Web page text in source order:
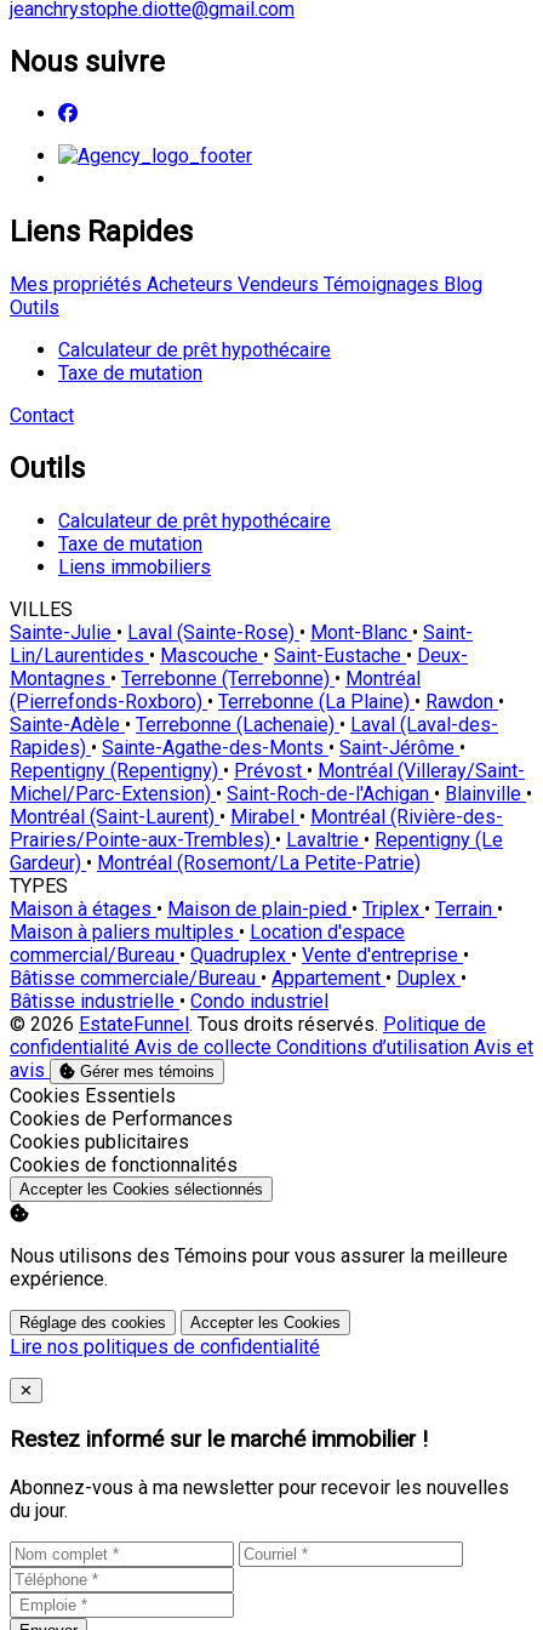
jeanchrystophe.diotte@gmail.com
Nous suivre
Liens Rapides
Mes propriétés Acheteurs Vendeurs Témoignages Blog
Outils
Calculateur de prêt hypothécaire
Taxe de mutation
Contact
Outils
Calculateur de prêt hypothécaire
Taxe de mutation
Liens immobiliers
VILLES
Sainte-Julie • Laval (Sainte-Rose) • Mont-Blanc • Saint-
Lin/Laurentides • Mascouche • Saint-Eustache • Deux-
Montagnes • Terrebonne (Terrebonne) • Montréal
(Pierrefonds-Roxboro) • Terrebonne (La Plaine) • Rawdon •
Sainte-Adèle • Terrebonne (Lachenaie) • Laval (Laval-des-
Rapides) • Sainte-Agathe-des-Monts • Saint-Jérôme •
Repentigny (Repentigny) • Prévost • Montréal (Villeray/Saint-
Michel/Parc-Extension) • Saint-Roch-de-l'Achigan • Blainville •
Montréal (Saint-Laurent) • Mirabel • Montréal (Rivière-des-
Prairies/Pointe-aux-Trembles) • Lavaltrie • Repentigny (Le
Gardeur) • Montréal (Rosemont/La Petite-Patrie)
TYPES
Maison à étages • Maison de plain-pied • Triplex • Terrain •
Maison à paliers multiples • Location d'espace
commercial/Bureau • Quadruplex • Vente d'entreprise •
Bâtisse commerciale/Bureau • Appartement • Duplex •
Bâtisse industrielle • Condo industriel
© 2026 EstateFunnel. Tous droits réservés. Politique de
confidentialité Avis de collecte Conditions d’utilisation Avis et
avis
Gérer mes témoins
Activer
Cookies Essentiels
Activer
Cookies de Performances
Activer
Cookies publicitaires
Activer
Cookies de fonctionnalités
Accepter les Cookies sélectionnés
Nous utilisons des Témoins pour vous assurer la meilleure
expérience.
Réglage des cookies Accepter les Cookies
Lire nos politiques de confidentialité
Close
✕
Restez informé sur le marché immobilier !
Abonnez-vous à ma newsletter pour recevoir les nouvelles
du jour.